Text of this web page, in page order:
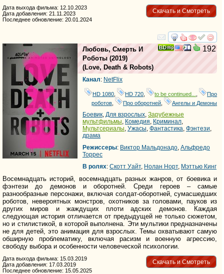
Скачать и Смотреть
Дата выхода фильма: 12.10.2023
Дата добавления: 21.11.2023
Последнее обновление: 20.01.2024
смотреть
192
Любовь, Смерть И
Роботы (2019)
(Love, Death & Robots)
Канал: NetFlix
HD 1080 HD 720 to be continued...
Про
роботов
Про оборотней Ангелы и Демоны
Боевик, Для взрослых, Зарубежные
мультфильмы, Комедия, Криминал,
Мультсериалы, Ужасы, Фантастика, Фэнтези,
драма
Режиссеры: Виктор Мальдонадо, Альфредо
Торрес
В ролях: Скотт Уайт, Нолан Норт, Мэттью Кинг
Восемнадцать историй, восемнадцать разных жанров, от боевика и
фэнтези до демонов и оборотней. Среди героев – самые
разнообразные персонажи, включая солдат-оборотней, сумасшедших
роботов, невероятных монстров, охотников за головами, пауков из
других миров и жаждущих плоти адских демонов. Каждая
следующая история отличается от предыдущей не только сюжетом,
но и стилистикой, в которой выполнена. Эти мультики предназначены
не для детей, это анимация для взрослых. Темы охватывают самую
обширную проблематику, включая расизм и военную агрессию,
свободу выбора и особенности человеческой психологии.
Скачать и Смотреть
Дата выхода фильма: 15.03.2019
Дата добавления: 17.03.2019
Последнее обновление: 15.05.2025